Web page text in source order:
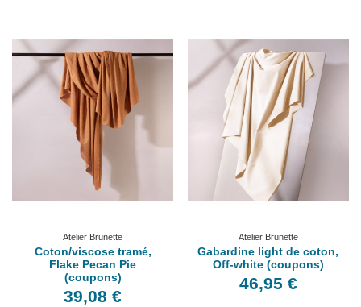
Atelier Brunette
Coton/viscose tramé,
Flake Pecan Pie
(coupons)
39,08 €
Atelier Brunette
Gabardine light de coton,
Off-white (coupons)
46,95 €